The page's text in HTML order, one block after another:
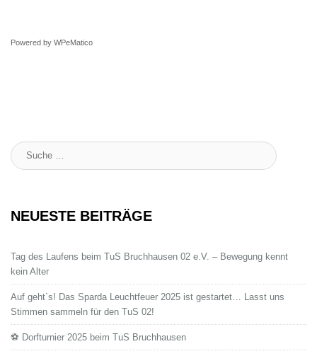
Powered by WPeMatico
Suche
:
NEUESTE BEITRÄGE
Tag des Laufens beim TuS Bruchhausen 02 e.V. – Bewegung kennt
kein Alter
Auf geht`s! Das Sparda Leuchtfeuer 2025 ist gestartet… Lasst uns
Stimmen sammeln für den TuS 02!
⚽ Dorfturnier 2025 beim TuS Bruchhausen